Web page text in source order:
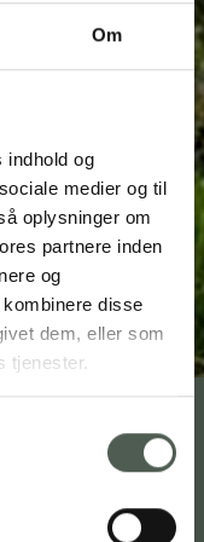
Om
indhold og
medier og til
oplysninger om
partnere inden
og
disse
dem, eller som
tjenester.